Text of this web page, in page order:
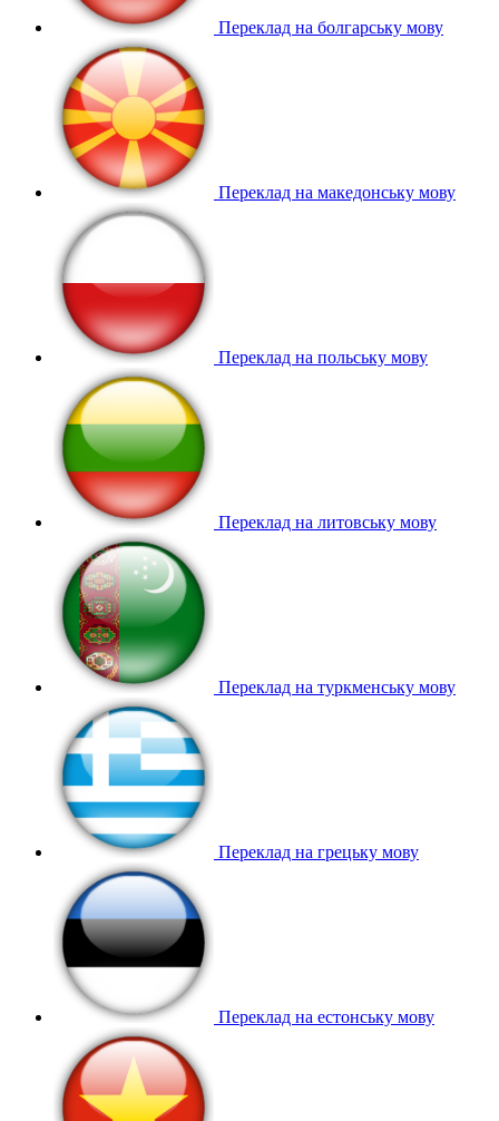
Переклад на болгарську мову
Переклад на македонську мову
Переклад на польську мову
Переклад на литовську мову
Переклад на туркменську мову
Переклад на грецьку мову
Переклад на естонську мову